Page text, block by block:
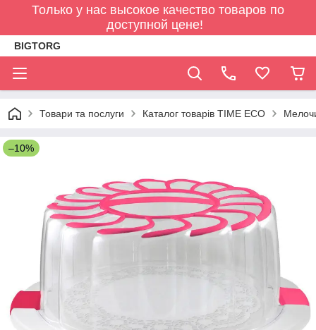
Только у нас высокое качество товаров по
доступной цене!
BIGTORG
Товари та послуги Каталог товарів TIME ECO
–10%